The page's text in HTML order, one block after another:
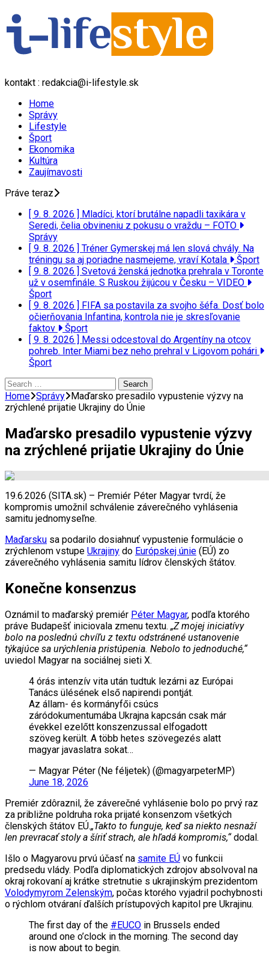
kontakt : redakcia@i-lifestyle.sk
Home
Správy
Lifestyle
Šport
Ekonomika
Kultúra
Zaujímavosti
Práve teraz
[ 9. 8. 2026 ] Mladíci, ktorí brutálne napadli taxikára v
Seredi, čelia obvineniu z pokusu o vraždu – FOTO
Správy
[ 9. 8. 2026 ] Tréner Gymerskej má len slová chvály. Na
tréningu sa aj poriadne nasmejeme, vraví Kotala
Šport
[ 9. 8. 2026 ] Svetová ženská jednotka prehrala v Toronte
už v osemfinále. S Ruskou žijúcou v Česku – VIDEO
Šport
[ 9. 8. 2026 ] FIFA sa postavila za svojho šéfa. Dosť bolo
očierňovania Infantina, kontrola nie je skresľovanie
faktov
Šport
[ 9. 8. 2026 ] Messi odcestoval do Argentíny na otcov
pohreb. Inter Miami bez neho prehral v Ligovom pohári
Šport
Search
for:
Home Správy Maďarsko presadilo vypustenie výzvy na
zrýchlené prijatie Ukrajiny do Únie
Maďarsko presadilo vypustenie výzvy
na zrýchlené prijatie Ukrajiny do Únie
19.6.2026 (SITA.sk) – Premiér Péter Magyar tvrdí, že
kompromis umožnil schválenie záverečného vyhlásenia
samitu jednomyseľne.
Maďarsku sa podarilo dosiahnuť vypustenie formulácie o
zrýchlenom vstupe Ukrajiny do Európskej únie (EÚ) zo
záverečného vyhlásenia samitu lídrov členských štátov.
Konečne konsenzus
Oznámil to maďarský premiér Péter Magyar, podľa ktorého
práve Budapešť iniciovala zmenu textu. „Z mojej iniciatívy
bolo na poslednú chvíľu z textu odstránené ustanovenie
týkajúce sa urýchlenia pristúpenia. Nebolo to jednoduché,“
uviedol Magyar na sociálnej sieti X.
4 órás intenzív vita után tudtuk lezárni az Európai
Tanács ülésének első napirendi pontját.
Az állam- és kormányfői csúcs
záródokumentumába Ukrajna kapcsán csak már
évekkel ezelőtt konszenzussal elfogadott
szöveg került. A több hetes szövegezés alatt
magyar javaslatra sokat…
— Magyar Péter (Ne féljetek) (@magyarpeterMP)
June 18, 2026
Premiér zdôraznil, že záverečné vyhlásenie bolo po prvý raz
za približne poldruha roka prijaté konsenzom všetkých
členských štátov EÚ.„Takto to funguje, keď sa niekto nesnaží
len prevracať stoly a šíriť strach, ale hľadá kompromis,“dodal.
Išlo o Magyarovu prvú účasť na samite EÚ vo funkcii
predsedu vlády. Podľa diplomatických zdrojov absolvoval na
okraj rokovaní aj krátke stretnutie s ukrajinským prezidentom
Volodymyrom Zelenským, počas ktorého vyjadril pochybnosti
o rýchlom otváraní ďalších prístupových kapitol pre Ukrajinu.
The first day of the #EUCO in Brussels ended
around one o’clock in the morning. The second day
is now about to begin.